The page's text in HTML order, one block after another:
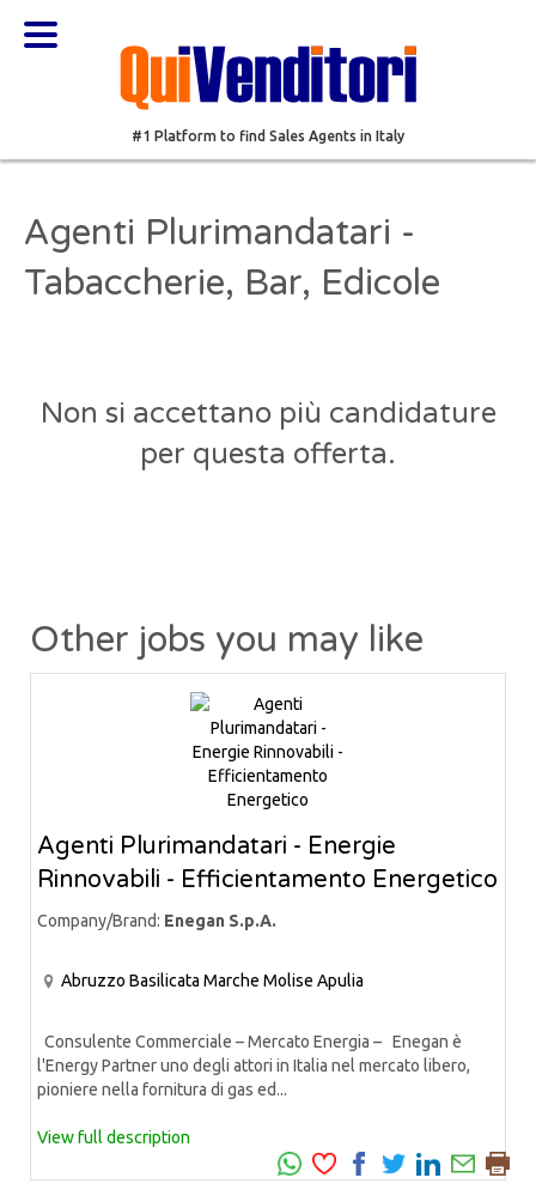
#1 Platform to find Sales Agents in Italy
Agenti Plurimandatari -
Tabaccherie, Bar, Edicole
Non si accettano più candidature
per questa offerta.
Other jobs you may like
Agenti Plurimandatari - Energie
Rinnovabili - Efficientamento Energetico
Company/Brand: Enegan S.p.A.
Abruzzo Basilicata Marche Molise Apulia
Consulente Commerciale – Mercato Energia – Enegan è
l'Energy Partner uno degli attori in Italia nel mercato libero,
pioniere nella fornitura di gas ed...
View full description